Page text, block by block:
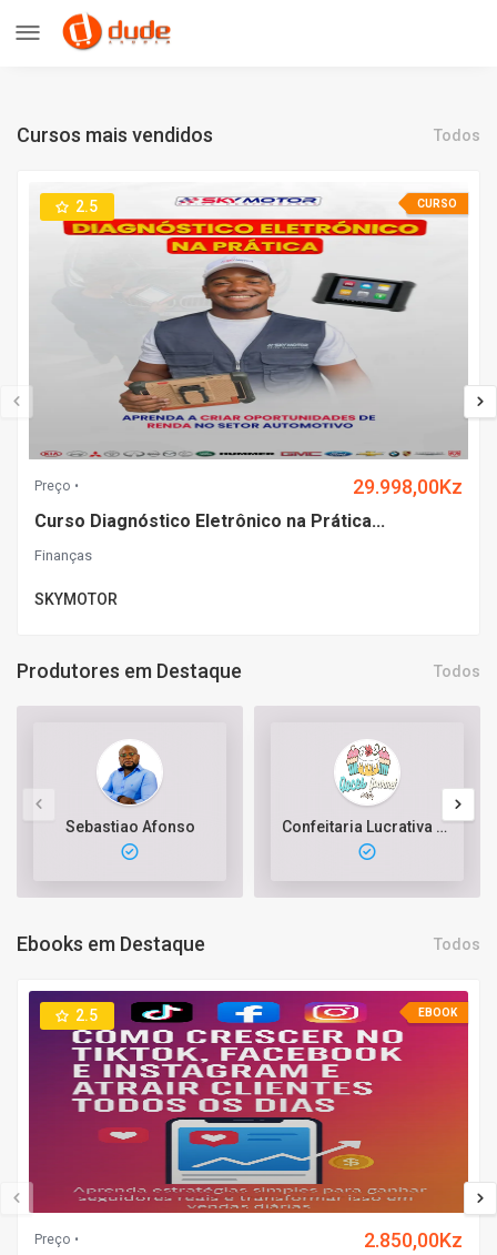
Cursos mais vendidos Todos
CURSO
2.5
Preço 29.998,00Kz
Curso Diagnóstico Eletrônico na Prática...
Finanças
SKYMOTOR
Produtores em Destaque Todos
Sebastiao Afonso Confeitaria Lucrativa com Bolos e Doces Gourmet
Ebooks em Destaque Todos
EBOOK
2.5
Preço 2.850,00Kz